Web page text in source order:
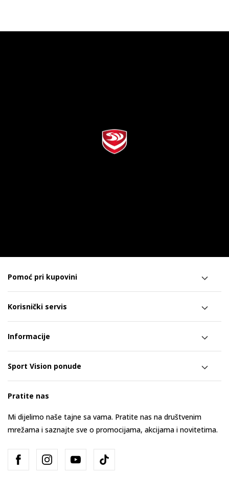
Pomoć pri kupovini
Korisnički servis
Informacije
Sport Vision ponude
Pratite nas
Mi dijelimo naše tajne sa vama. Pratite nas na društvenim
mrežama i saznajte sve o promocijama, akcijama i novitetima.